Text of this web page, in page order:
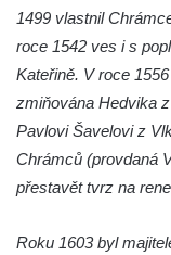
Zámek Blšany u
Zámek Nový
Zámek Velké
Červený dům v
1499 vlastnil
roce 1542 ves i s
Kateřině. V roce
zmiňována Hedvika
Pavlovi Šavelovi z
Chrámců (provdaná
přestavět tvrz na
Roku 1603 byl